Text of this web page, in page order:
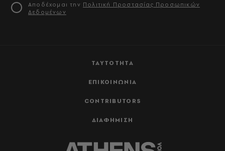
ΤΑΥΤΟΤΗΤΑ
ΕΠΙΚΟΙΝΩΝΙΑ
CONTRIBUTORS
ΔΙΑΦΗΜΙΣΗ
Αποδέχομαι την Πολιτική Προστασίας Προσωπικών
Δεδομένων